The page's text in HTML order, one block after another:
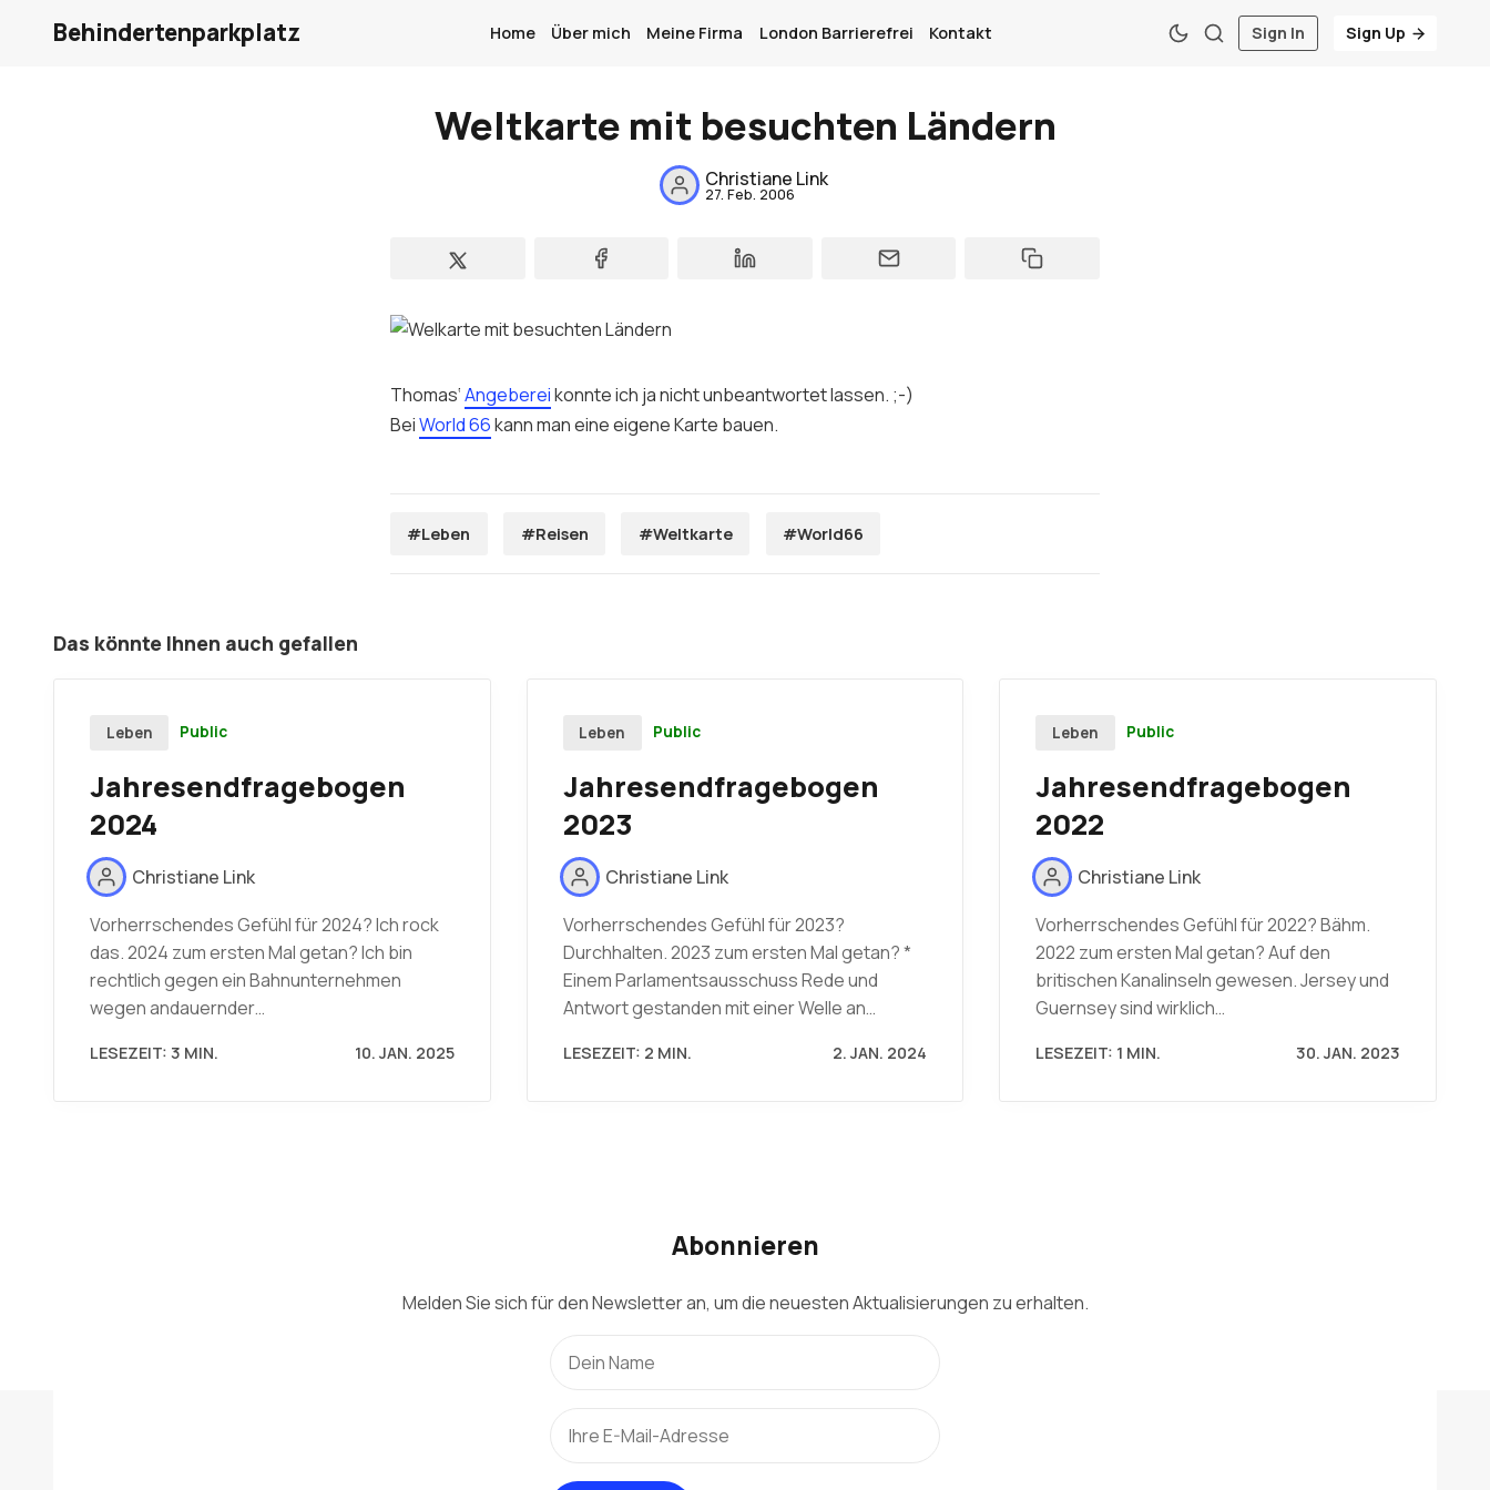
Home
Über mich
Behindertenparkplatz Home Über mich Meine Firma London Barrierefrei Kontakt Sign In Sign Up
Weltkarte mit besuchten Ländern
Christiane Link
27. Feb. 2006
Thomas‘Angebereikonnte ich ja nicht unbeantwortet lassen. ;-)
BeiWorld 66kann man eine eigene Karte bauen.
#Leben #Reisen #Weltkarte #World66
Das könnte Ihnen auch gefallen
Leben Public
Jahresendfragebogen
2024
Christiane Link
Vorherrschendes Gefühl für 2024? Ich rock
das. 2024 zum ersten Mal getan? Ich bin
rechtlich gegen ein Bahnunternehmen
wegen andauernder…
LESEZEIT: 3 MIN. 10. JAN. 2025
Leben Public
Jahresendfragebogen
2023
Christiane Link
Vorherrschendes Gefühl für 2023?
Durchhalten. 2023 zum ersten Mal getan? *
Einem Parlamentsausschuss Rede und
Antwort gestanden mit einer Welle an…
LESEZEIT: 2 MIN. 2. JAN. 2024
Leben Public
Jahresendfragebogen
2022
Christiane Link
Vorherrschendes Gefühl für 2022? Bähm.
2022 zum ersten Mal getan? Auf den
britischen Kanalinseln gewesen. Jersey und
Guernsey sind wirklich…
LESEZEIT: 1 MIN. 30. JAN. 2023
Abonnieren
Melden Sie sich für den Newsletter an, um die neuesten Aktualisierungen zu erhalten.